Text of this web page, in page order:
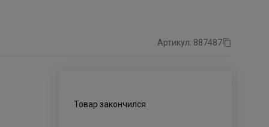
Артикул: 887487
Товар закончился